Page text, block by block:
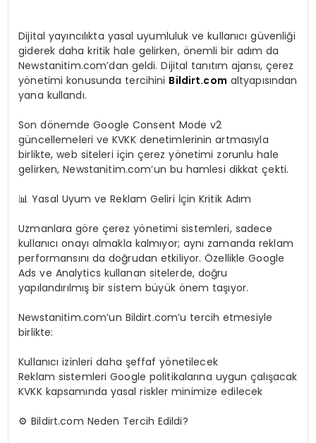
Dijital yayıncılıkta yasal uyumluluk ve kullanıcı güvenliği
giderek daha kritik hale gelirken, önemli bir adım da
Newstanitim.com’dan geldi. Dijital tanıtım ajansı, çerez
yönetimi konusunda tercihini Bildirt.com altyapısından
yana kullandı.
Son dönemde Google Consent Mode v2
güncellemeleri ve KVKK denetimlerinin artmasıyla
birlikte, web siteleri için çerez yönetimi zorunlu hale
gelirken, Newstanitim.com’un bu hamlesi dikkat çekti.
📊 Yasal Uyum ve Reklam Geliri İçin Kritik Adım
Uzmanlara göre çerez yönetimi sistemleri, sadece
kullanıcı onayı almakla kalmıyor; aynı zamanda reklam
performansını da doğrudan etkiliyor. Özellikle Google
Ads ve Analytics kullanan sitelerde, doğru
yapılandırılmış bir sistem büyük önem taşıyor.
Newstanitim.com’un Bildirt.com’u tercih etmesiyle
birlikte:
Kullanıcı izinleri daha şeffaf yönetilecek
Reklam sistemleri Google politikalarına uygun çalışacak
KVKK kapsamında yasal riskler minimize edilecek
⚙️ Bildirt.com Neden Tercih Edildi?